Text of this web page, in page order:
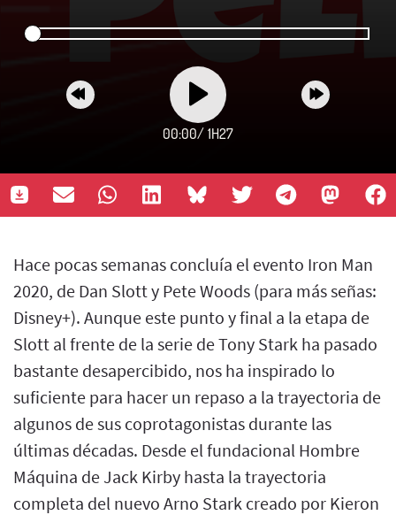
00:00/ 1H27
Hace pocas semanas concluía el evento Iron Man
2020, de Dan Slott y Pete Woods (para más señas:
Disney+). Aunque este punto y final a la etapa de
Slott al frente de la serie de Tony Stark ha pasado
bastante desapercibido, nos ha inspirado lo
suficiente para hacer un repaso a la trayectoria de
algunos de sus coprotagonistas durante las
últimas décadas. Desde el fundacional Hombre
Máquina de Jack Kirby hasta la trayectoria
completa del nuevo Arno Stark creado por Kieron